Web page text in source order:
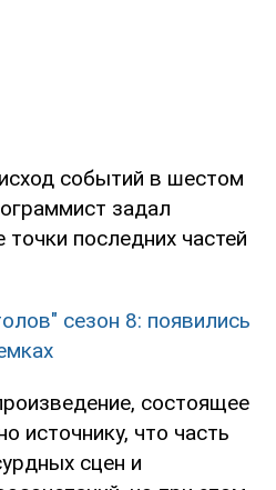
событий в шестом
задал
последних частей
сезон 8: появились
состоящее
источнику, что часть
сцен и